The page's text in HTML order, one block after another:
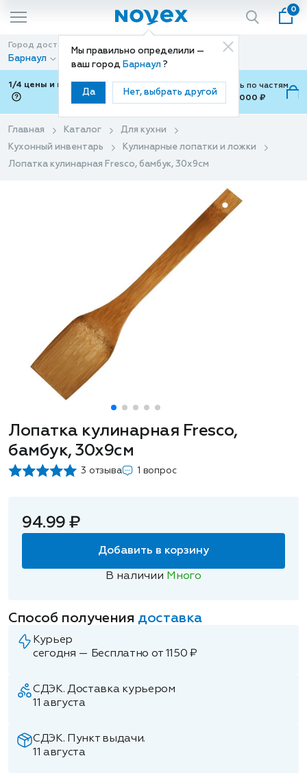
Мы правильно определили —
ваш город Барнаул ?
Да Нет, выбрать другой
0
Город доставки
Барнаул
Способ доставки
Доставка
1/4 цены и покупки ваши с Подели
Можно оплатить по частям
от 700 ₽ до 15,000 ₽
Главная Каталог
Для кухни
Кухонный инвентарь
Кулинарные лопатки и ложки
Лопатка кулинарная Fresco, бамбук, 30х9см
Лопатка кулинарная Fresco,
бамбук, 30х9см
3 отзыва 1 вопрос
94.99 ₽
Добавить в корзину
В наличии Много
Способ получения доставка
Курьер
сегодня — Бесплатно от 1150 ₽
СДЭК. Доставка курьером
11 августа
СДЭК. Пункт выдачи.
11 августа